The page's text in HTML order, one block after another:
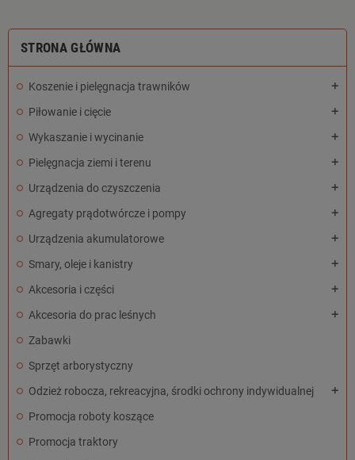
STRONA GŁÓWNA
Koszenie i pielęgnacja trawników add
Piłowanie i cięcie add
Wykaszanie i wycinanie add
Pielęgnacja ziemi i terenu add
Urządzenia do czyszczenia add
Agregaty prądotwórcze i pompy add
Urządzenia akumulatorowe add
Smary, oleje i kanistry add
Akcesoria i części add
Akcesoria do prac leśnych add
Zabawki
Sprzęt arborystyczny
Odzież robocza, rekreacyjna, środki ochrony indywidualnej
add
Promocja roboty koszące
Promocja traktory